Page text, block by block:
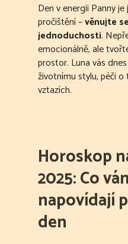
Den v energii Panny
pročištění –věnujte
jednoduchosti.
emocionálně, ale
prostor. Luna vás
životnímu stylu, péči
vztazích.
Horoskop
2025: Co
napovídají
den